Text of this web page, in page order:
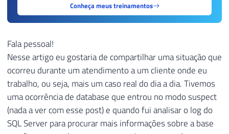
Conheça meus treinamentos
Fala pessoal!
Nesse artigo eu gostaria de compartilhar uma situação que
ocorreu durante um atendimento a um cliente onde eu
trabalho, ou seja, mais um caso real do dia a dia. Tivemos
uma ocorrência de database que entrou no modo suspect
(nada a ver com esse post) e quando fui analisar o log do
SQL Server para procurar mais informações sobre a base